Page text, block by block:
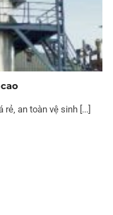
an toàn vệ sinh [...]